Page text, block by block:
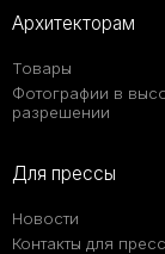
Архитекторам
Товары
Фотографии в
разрешении
Для прессы
Новости
Контакты для